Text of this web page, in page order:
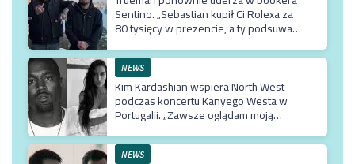
Sentino. „Sebastian kupił Ci Rolexa za
80 tysięcy w prezencie, a ty podsuwasz
NEWS
Kim Kardashian wspiera North West
podczas koncertu Kanyego Westa w
Portugalii. „Zawsze oglądam moją
NEWS